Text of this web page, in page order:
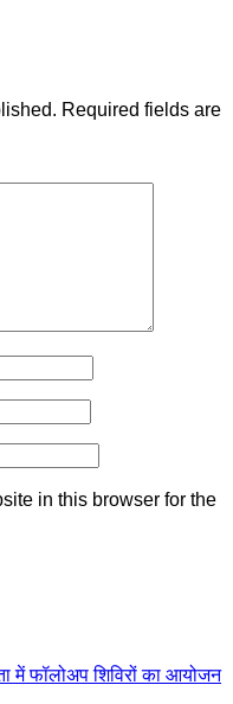
Required fields are
in this browser for the
में फॉलोअप शिविरों का आयोजन